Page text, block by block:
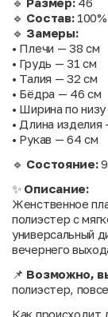
🔹 Состав:100%
🔹 Замеры:
• Плечи — 38 см
• Грудь — 31 см
• Талия — 32 см
• Бёдра — 46 см
• Ширина по
• Длина изделия
• Рукав — 64 см
🔹 Состояние:9
✨ Описание:
Женственное
полиэстер с
универсальный
вечернего
📌 Возможно,
полиэстер,
Как происходит